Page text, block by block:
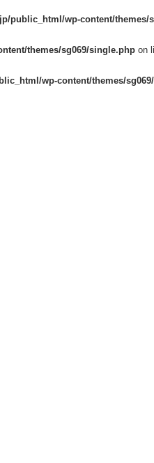
public_html/wp-content/themes/
themes/sg069/single.php on
wp-content/themes/